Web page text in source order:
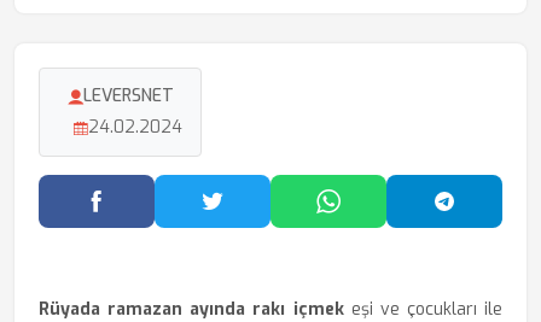
LEVERSNET
24.02.2024
Facebook'ta PaylaşTwitter'da PaylaşWhatsApp'ta Paylaş
Rüyada ramazan ayında rakı içmekeşi ve çocukları ile